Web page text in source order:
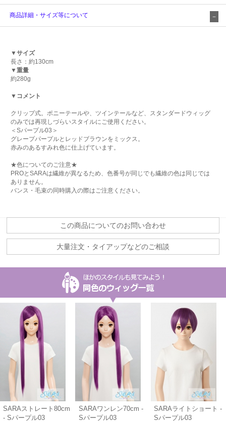
商品詳細・サイズ等について
▼サイズ
長さ：約130cm
▼重量
約280g
▼コメント
クリップ式。ポニーテールや、ツインテールなど、スタンダードウィッグ
のみでは再現しづらいスタイルにご使用ください。
＜Sパープル03＞
グレープパープルとレッドブラウンをミックス。
赤みのあるすみれ色に仕上げています。
★色についてのご注意★
PROとSARAは繊維が異なるため、色番号が同じでも繊維の色は同じでは
ありません。
バンス・毛束の同時購入の際はご注意ください。
この商品についてのお問い合わせ
大量注文・タイアップなどのご相談
SARAストレート80cm
- Sパープル03
SARAワンレン70cm -
Sパープル03
SARAライトショート -
Sパープル03